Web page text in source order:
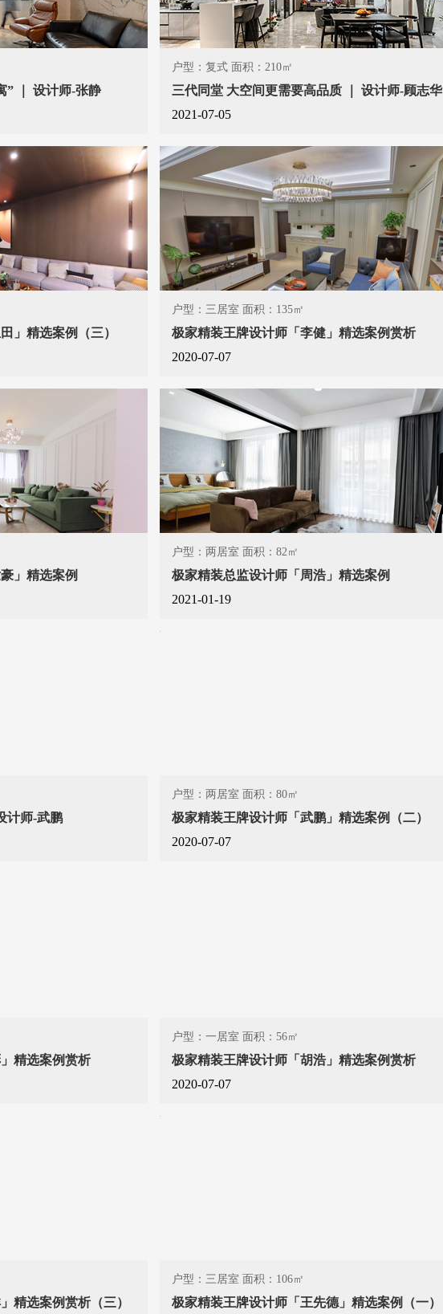
” ｜ 设计师-张静
户型：复式 面积：210㎡
三代同堂 大空间更需要高品质 ｜ 设计师-顾志华
2021-07-05
」精选案例（三）
户型：三居室 面积：135㎡
极家精装王牌设计师「李健」精选案例赏析
2020-07-07
」精选案例
户型：两居室 面积：82㎡
极家精装总监设计师「周浩」精选案例
2021-01-19
计师-武鹏
户型：两居室 面积：80㎡
极家精装王牌设计师「武鹏」精选案例（二）
2020-07-07
精选案例赏析
户型：一居室 面积：56㎡
极家精装王牌设计师「胡浩」精选案例赏析
2020-07-07
精选案例赏析（三）
户型：三居室 面积：106㎡
极家精装王牌设计师「王先德」精选案例（一）